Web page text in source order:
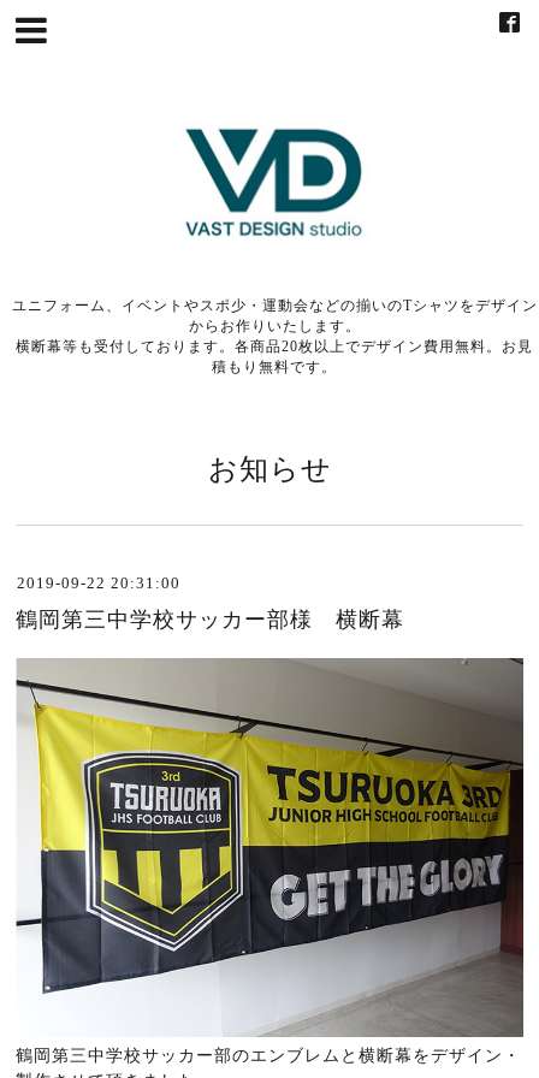
ユニフォーム、イベントやスポ少・運動会などの揃いのTシャツをデザイン
からお作りいたします。
横断幕等も受付しております。各商品20枚以上でデザイン費用無料。お見
積もり無料です。
お知らせ
2019-09-22 20:31:00
鶴岡第三中学校サッカー部様 横断幕
鶴岡第三中学校サッカー部のエンブレムと横断幕をデザイン・